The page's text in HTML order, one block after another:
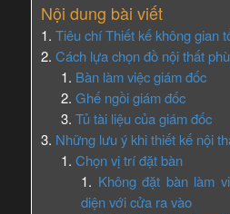
Nội dung bài viết
Tiêu chí Thiết kế không gian
Cách lựa chọn đồ nội thất
Bàn làm việc giám đốc
Ghế ngồi giám đốc
Tủ tài liệu của giám đốc
Những lưu ý khi thiết kế nội
Chọn vị trí đặt bàn
Không đặt bàn làm
diện với cửa ra vào